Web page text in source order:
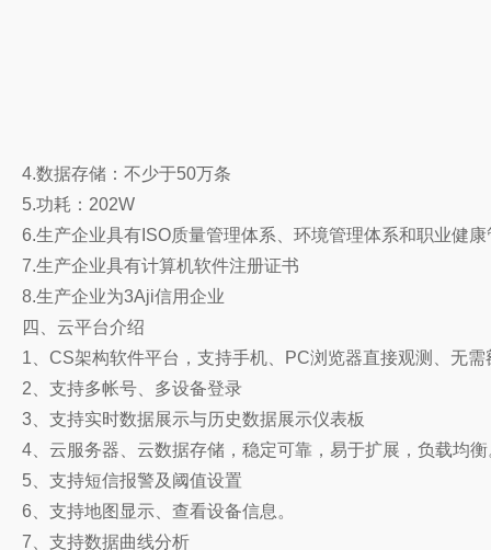
4.数据存储：不少于50万条
5.功耗：202W
6.生产企业具有ISO质量管理体系、环境管理体系和职业健
7.生产企业具有计算机软件注册证书
8.生产企业为3Aji信用企业
四、云平台介绍
1、CS架构软件平台，支持手机、PC浏览器直接观测、无
2、支持多帐号、多设备登录
3、支持实时数据展示与历史数据展示仪表板
4、云服务器、云数据存储，稳定可靠，易于扩展，负载均
5、支持短信报警及阈值设置
6、支持地图显示、查看设备信息。
7、支持数据曲线分析